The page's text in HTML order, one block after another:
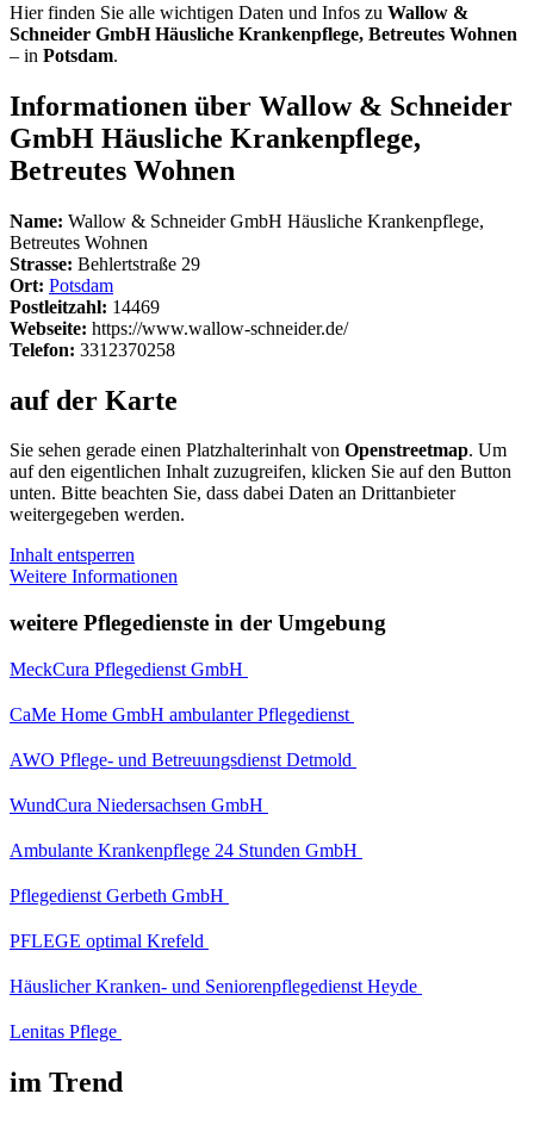
Hier finden Sie alle wichtigen Daten und Infos zu Wallow &
Schneider GmbH Häusliche Krankenpflege, Betreutes Wohnen
– in Potsdam.
Informationen über Wallow & Schneider
GmbH Häusliche Krankenpflege,
Betreutes Wohnen
Name: Wallow & Schneider GmbH Häusliche Krankenpflege,
Betreutes Wohnen
Strasse: Behlertstraße 29
Ort: Potsdam
Postleitzahl: 14469
Webseite: https://www.wallow-schneider.de/
Telefon: 3312370258
auf der Karte
Sie sehen gerade einen Platzhalterinhalt von Openstreetmap. Um
auf den eigentlichen Inhalt zuzugreifen, klicken Sie auf den Button
unten. Bitte beachten Sie, dass dabei Daten an Drittanbieter
weitergegeben werden.
Inhalt entsperren
Weitere Informationen
weitere Pflegedienste in der Umgebung
MeckCura Pflegedienst GmbH
CaMe Home GmbH ambulanter Pflegedienst
AWO Pflege- und Betreuungsdienst Detmold
WundCura Niedersachsen GmbH
Ambulante Krankenpflege 24 Stunden GmbH
Pflegedienst Gerbeth GmbH
PFLEGE optimal Krefeld
Häuslicher Kranken- und Seniorenpflegedienst Heyde
Lenitas Pflege
im Trend